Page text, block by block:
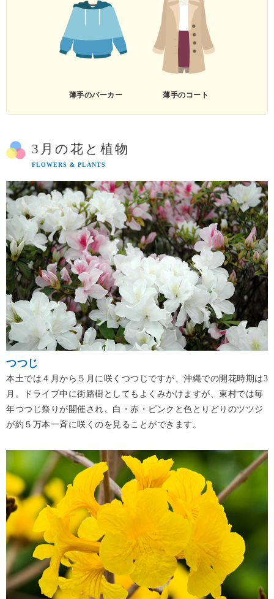
薄手のパーカー 薄手のコート
3月の花と植物
FLOWERS & PLANTS
つつじ
本土では４月から５月に咲くつつじですが、沖縄での開花時期は3
月。ドライブ中に街路樹としてもよくみかけますが、東村では毎
年つつじ祭りが開催され、白・赤・ピンクと色とりどりのツツジ
が約５万本一斉に咲くのを見ることができます。